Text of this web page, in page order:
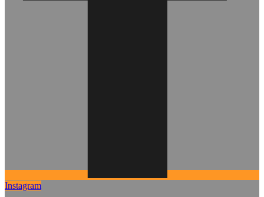
Instagram